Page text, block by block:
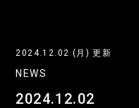
2024.12.02 (月) 更新
NEWS
2024.12.02